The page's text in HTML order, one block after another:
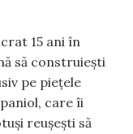
15 ani în
să construiești
pe piețele
care îi
reușești să